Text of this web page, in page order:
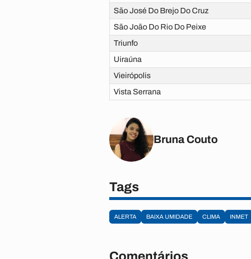
São José Do Brejo Do Cruz
São João Do Rio Do Peixe
Triunfo
Uiraúna
Vieirópolis
Vista Serrana
Bruna Couto
Tags
ALERTA BAIXA UMIDADE CLIMA INMET
Comentários